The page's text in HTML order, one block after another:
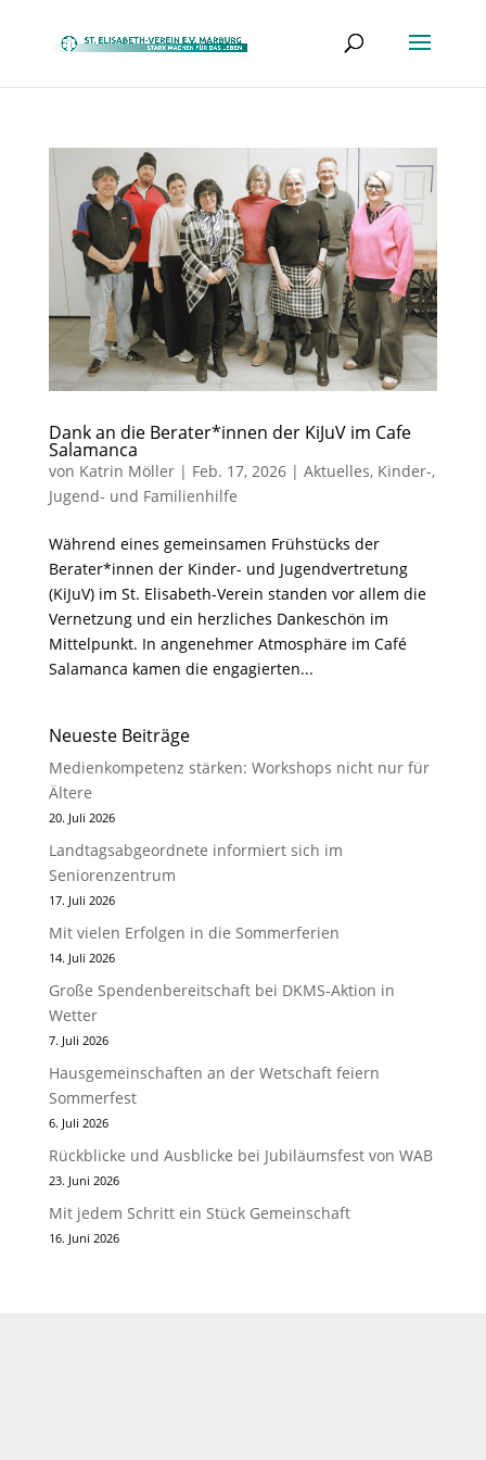
Dank an die Berater*innen der KiJuV im Cafe
Salamanca
von Katrin Möller| Feb. 17, 2026| Aktuelles, Kinder-,
Jugend- und Familienhilfe
Während eines gemeinsamen Frühstücks der
Berater*innen der Kinder- und Jugendvertretung
(KiJuV) im St. Elisabeth-Verein standen vor allem die
Vernetzung und ein herzliches Dankeschön im
Mittelpunkt. In angenehmer Atmosphäre im Café
Salamanca kamen die engagierten...
Neueste Beiträge
Medienkompetenz stärken: Workshops nicht nur für
Ältere
20. Juli 2026
Landtagsabgeordnete informiert sich im
Seniorenzentrum
17. Juli 2026
Mit vielen Erfolgen in die Sommerferien
14. Juli 2026
Große Spendenbereitschaft bei DKMS-Aktion in
Wetter
7. Juli 2026
Hausgemeinschaften an der Wetschaft feiern
Sommerfest
6. Juli 2026
Rückblicke und Ausblicke bei Jubiläumsfest von WAB
23. Juni 2026
Mit jedem Schritt ein Stück Gemeinschaft
16. Juni 2026